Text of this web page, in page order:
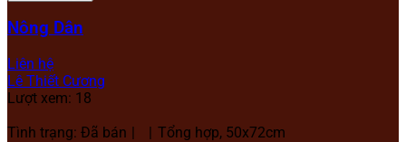
Nông Dân
Liên hệ
Lê Thiết Cương
Lượt xem: 18
Tình trạng: Đã bán
Tổng hợp, 50x72cm